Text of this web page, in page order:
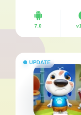
7.0
UPDATE